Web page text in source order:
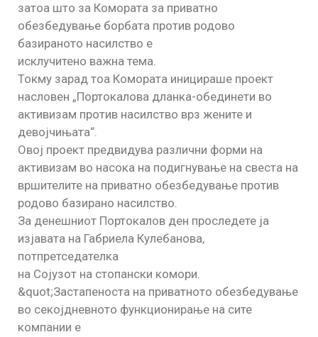
затоа што за Комората за приватно
обезбедување борбата против родово
базираното насилство е
исклучитено важна тема.
Токму зарад тоа Комората иницираше проект
насловен „Портокалова дланка-обединети во
активизам против насилство врз жените и
девојчињата“.
Овој проект предвидува различни форми на
активизам во насока на подигнување на свеста на
вршителите на приватно обезбедување против
родово базирано насилство.
За денешниот Портокалов ден проследете ја
изјавата на Габриела Кулебанова,
потпретседателка
на Сојузот на стопански комори.
&quot;Застапеноста на приватното обезбедување
во секојдневното функционирање на сите
компании е